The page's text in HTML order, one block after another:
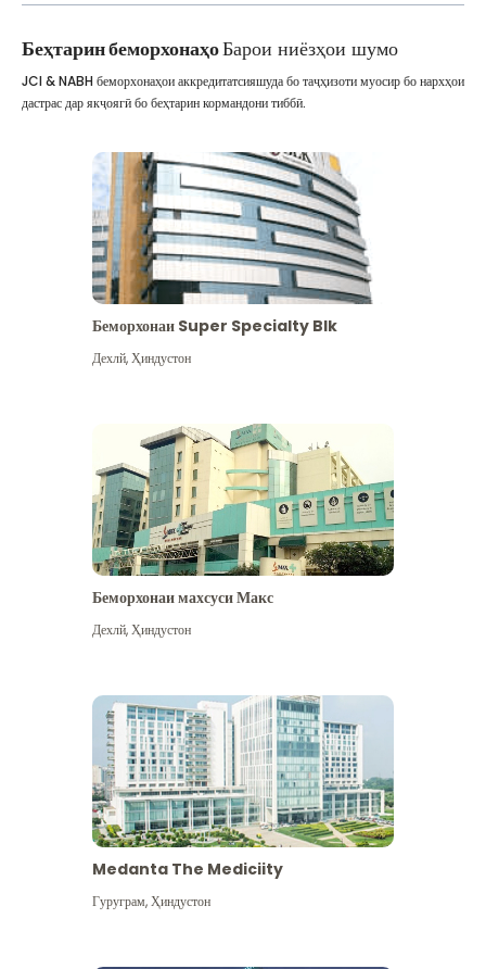
Беҳтарин беморхонаҳоБарои ниёзҳои шумо
JCI & NABH беморхонаҳои аккредитатсияшуда бо таҷҳизоти муосир бо нархҳои
дастрас дар якҷоягӣ бо беҳтарин кормандони тиббӣ.
Беморхонаи Super Specialty Blk
Дехлй,Ҳиндустон
Беморхонаи махсуси Макс
Дехлй,Ҳиндустон
Medanta The Mediciity
Гуруграм,Ҳиндустон